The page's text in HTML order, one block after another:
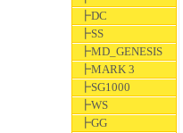
┣DC
┣SS
┣MD_GENESIS
┣MARK 3
┣SG1000
┣WS
┣GG